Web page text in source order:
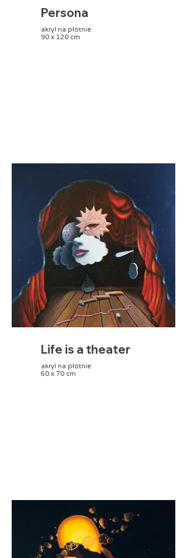
Persona
akryl na płótnie
90 x 120 cm
Life is a theater
akryl na płótnie
60 x 70 cm